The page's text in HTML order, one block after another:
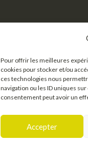
Pour offrir les meilleures
cookies pour stocker et/ou
ces technologies nous
navigation ou les ID uniques
consentement peut avoir un
Accepter